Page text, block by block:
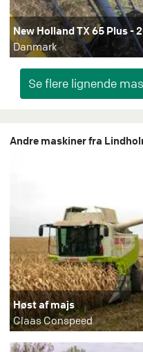
New Holland TX 65 Plus -
Danmark
Andre maskiner fra
Høst af majs
Claas Conspeed